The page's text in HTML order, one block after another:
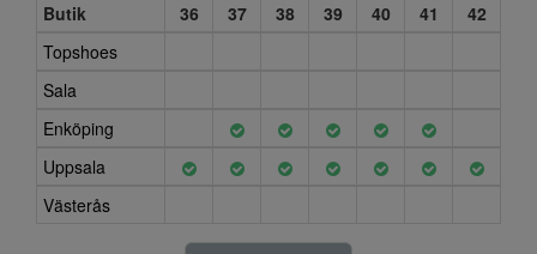
Butik
36 37 38 39 40 41
42
Topshoes
Sala
Enköping
Uppsala
Västerås